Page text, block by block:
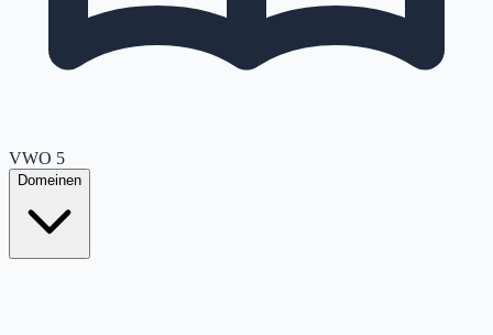
VWO 5
Domeinen